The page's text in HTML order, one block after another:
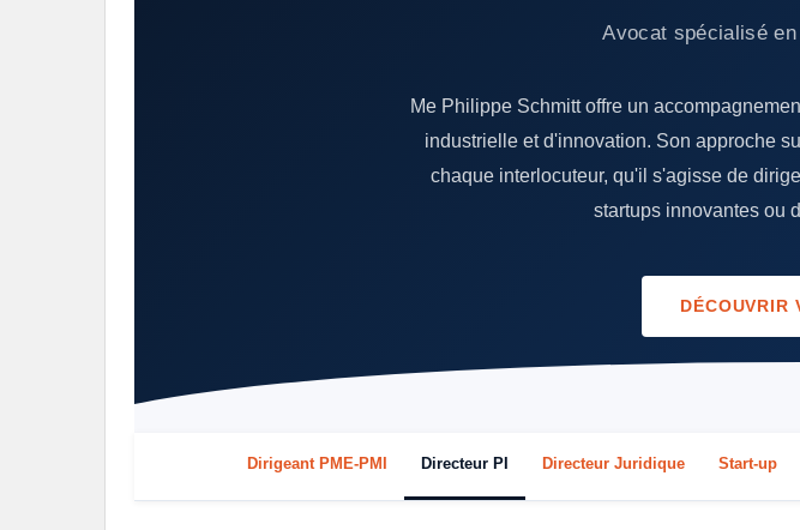
Avocat spécialisé
Me Philippe Schmitt offre un
industrielle et d'innovation. Son approche
chaque interlocuteur, qu'il s'agisse de
startups innovantes ou
DÉCOUVRIR
Dirigeant PME‑PMI Directeur PI Directeur Juridique Start‑up